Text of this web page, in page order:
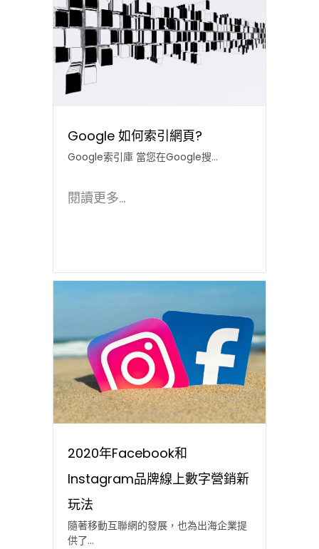
Google 如何索引網頁?
Google索引庫 當您在Google搜…
閱讀更多...
2020年Facebook和
Instagram品牌線上數字營銷新
玩法
隨著移動互聯網的發展，也為出海企業提
供了...